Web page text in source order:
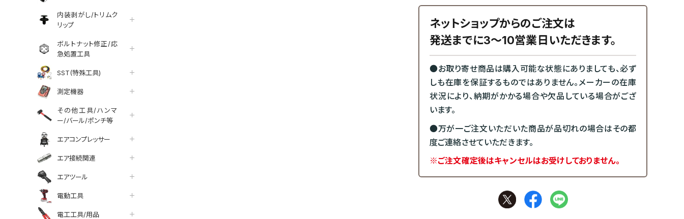
内装剥がし/トリムク
リップ
ボルトナット修正/応
急処置工具
SST(特殊工具)
測定機器
その他工具/ハンマ
ー/バール/ポンチ等
エアコンプレッサー
エア接続関連
エアツール
電動工具
電工工具/用品
ネットショップからのご注文は
発送までに3～10営業日いただきます。
●お取り寄せ商品は購入可能な状態にありましても、必ず
しも在庫を保証するものではありません。メーカーの在庫
状況により、納期がかかる場合や欠品している場合がござ
います。
●万が一ご注文いただいた商品が品切れの場合はその都
度ご連絡させていただきます。
※ご注文確定後はキャンセルはお受けしておりません。
facebook
line